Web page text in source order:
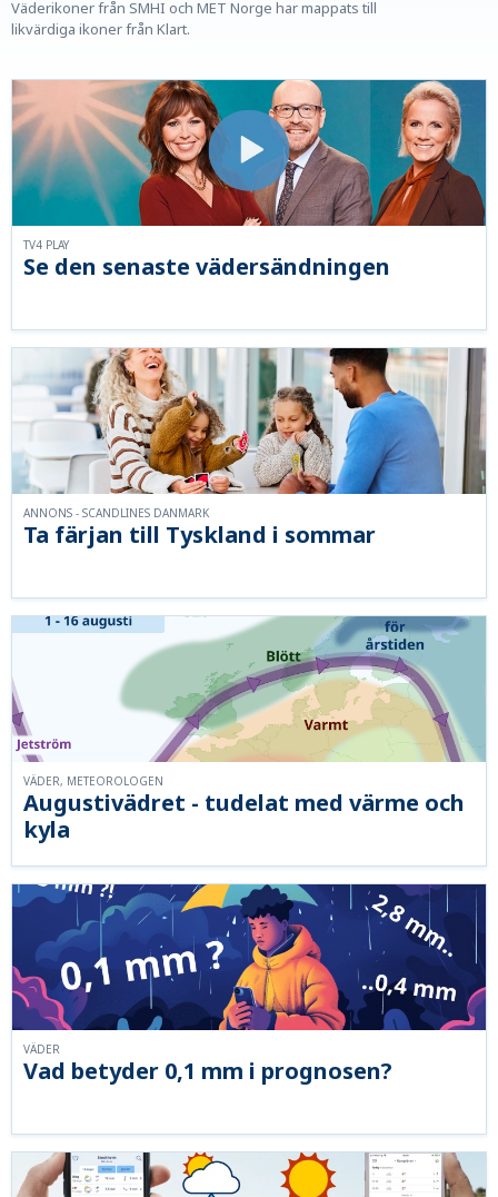
Väderikoner från SMHI och MET Norge har mappats till
likvärdiga ikoner från Klart.
Se den senaste vädersändningen
TV4 PLAY
Ta färjan till Tyskland i sommar
ANNONS - SCANDLINES DANMARK
Augustivädret - tudelat med värme och
kyla
VÄDER, METEOROLOGEN
Vad betyder 0,1 mm i prognosen?
VÄDER